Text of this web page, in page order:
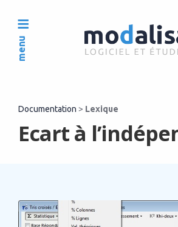
menu
Documentation > Lexique
Ecart à